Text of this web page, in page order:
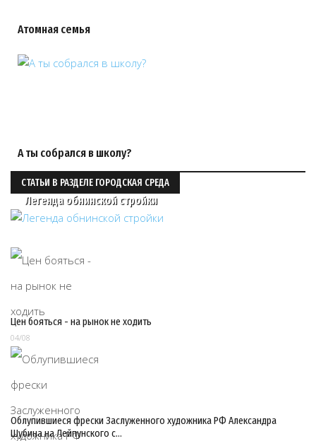
Атомная семья
А ты собрался в школу?
СТАТЬИ В РАЗДЕЛЕ ГОРОДСКАЯ СРЕДА
Легенда обнинской стройки
Цен бояться - на рынок не ходить
04/08
Облупившиеся фрески Заслуженного художника РФ Александра
Шубина на Лейпунского с…